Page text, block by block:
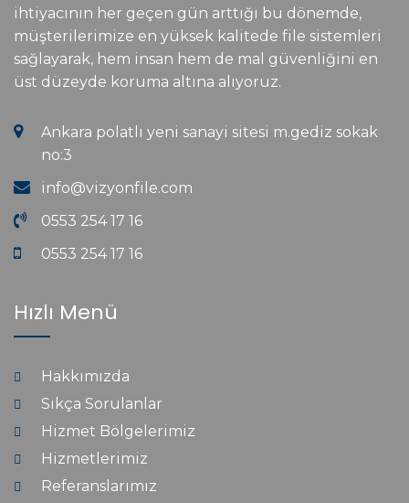
ihtiyacının her geçen gün arttığı bu dönemde,
müşterilerimize en yüksek kalitede file sistemleri
sağlayarak, hem insan hem de mal güvenliğini en
üst düzeyde koruma altına alıyoruz.
Ankara polatlı yeni sanayi sitesi m.gediz sokak
no:3
info@vizyonfile.com
0553 254 17 16
0553 254 17 16
Hızlı Menü
Hakkımızda
Sıkça Sorulanlar
Hizmet Bölgelerimiz
Hizmetlerimiz
Referanslarımız